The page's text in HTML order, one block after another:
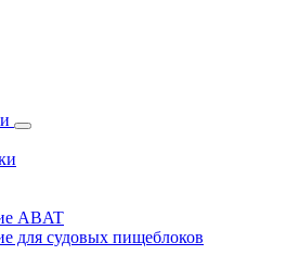
ABAT
для судовых пищеблоков